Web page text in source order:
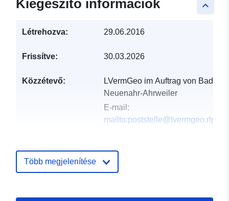
keyboard_arrow_up
Kiegészítő információk
Létrehozva: 29.06.2016
Frissítve: 30.03.2026
Közzétevő:
LVermGeo im Auftrag von Bad
Neuenahr-Ahrweiler
E-mail:
mailto:poststelle@lvermgeo.rlp.de
nyilvántartás:
21 February 2026
Frissítve: data.europa.eu:
Több megjelenítése